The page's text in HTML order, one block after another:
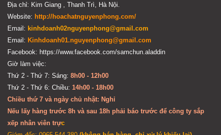
Địa chỉ: Kim Giang , Thanh Trì, Hà Nội.
Website: http://hoachatnguyenphong.com/
Email: kinhdoanh02nguyenphong@gmail.com
Email: Kinhdoanh01.nguyenphong@gmail.com
Facebook: https://www.facebook.com/samchun.aladdin
Giờ làm việc:
Thứ 2 - Thứ 7: Sáng: 8h00 - 12h00
Thứ 2 - Thứ 6: Chiều: 14h00 - 18h00
Chiều thứ 7 và ngày chủ nhật: Nghỉ
Nếu lấy hàng trước 8h và sau 18h phải báo trước để công ty sắp
xếp nhân viên trực